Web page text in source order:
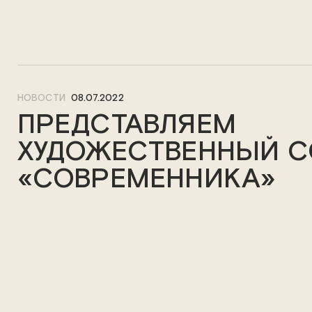
НОВОСТИ 08.07.2022
ПРЕДСТАВЛЯЕМ
ХУДОЖЕСТВЕННЫЙ
«СОВРЕМЕННИКА»